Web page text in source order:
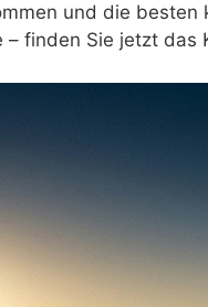
und die
finden Sie jetzt